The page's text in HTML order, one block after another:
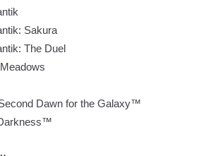
Sakura
The Duel
Dawn for the Galaxy™